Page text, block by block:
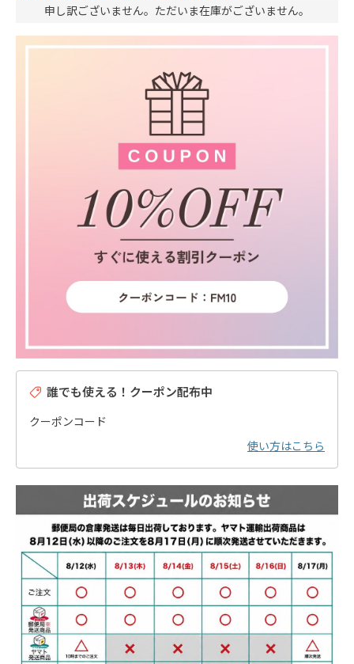
申し訳ございません。ただいま在庫がございません。
誰でも使える！クーポン配布中
クーポンコード
使い方はこちら